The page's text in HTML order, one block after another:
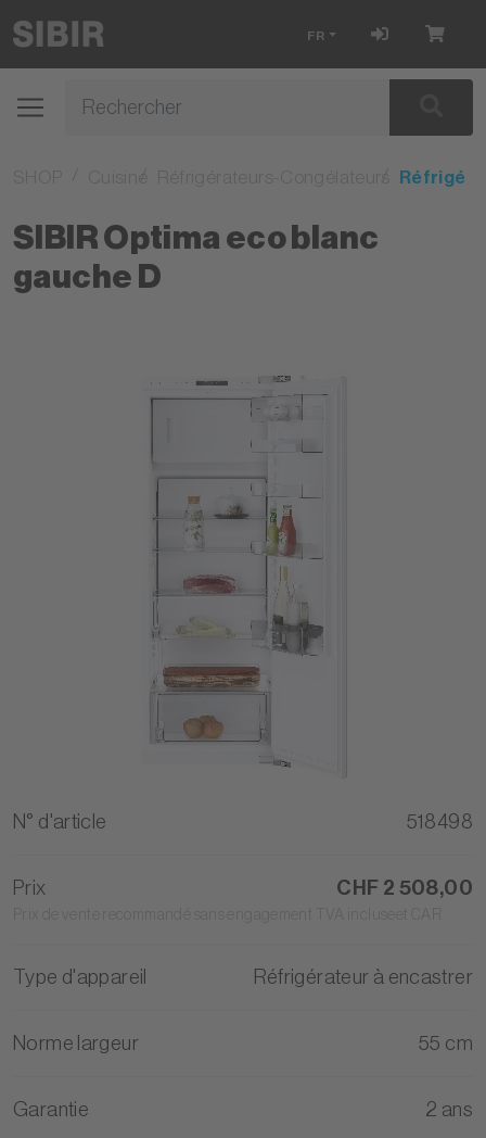
FR
SIBIR Optima eco blanc
gauche D
N° d'article 518498
Prix CHF 2 508,00
Type d'appareil Réfrigérateur à encastrer
Norme largeur 55 cm
Garantie 2 ans